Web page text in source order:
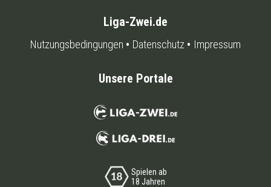
Liga-Zwei.de
Nutzungsbedingungen Datenschutz Impressum
Unsere Portale
Spielen ab
18 Jahren